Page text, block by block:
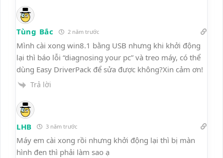
Tùng Bắc 2 năm trước
Mình cài xong win8.1 bằng USB nhưng khi khởi động
lại thì báo lỗi “diagnosing your pc” và treo máy, có thể
dùng Easy DriverPack để sửa được không?Xin cảm ơn!
Trả lời
LHB 3 năm trước
Máy em cài xong rồi nhưng khởi động lại thì bị màn
hình đen thì phải làm sao ạ